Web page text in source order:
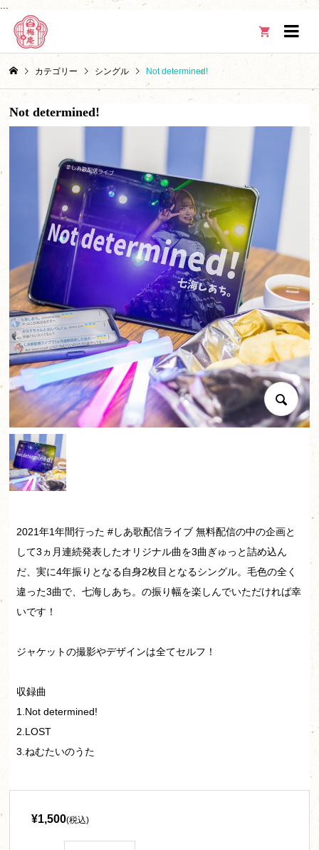

カテゴリー シングル Not determined!
Not determined!
2021年1年間行った #しあ歌配信ライブ 無料配信の中の企画と
して3ヵ月連続発表したオリジナル曲を3曲ぎゅっと詰め込ん
だ、実に4年振りとなる自身2枚目となるシングル。毛色の全く
違った3曲で、七海しあち。の振り幅を楽しんでいただければ幸
いです！
ジャケットの撮影やデザインは全てセルフ！
収録曲
1.Not determined!
2.LOST
3.ねむたいのうた
¥1,500(税込)